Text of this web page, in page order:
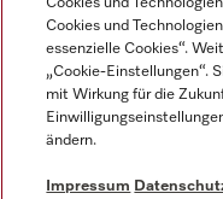
Impressum
Datenschutz
Cookies und
essenzielle Cookies“.
„Cookie-Einstellungen“.
mit Wirkung für die
ändern.
Impressum